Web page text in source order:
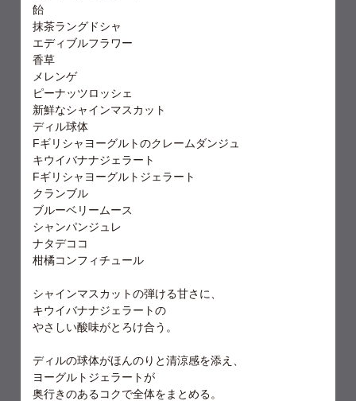
飴
抹茶ラングドシャ
エディブルフラワー
香草
メレンゲ
ピーナッツロッシェ
新鮮なシャインマスカット
ディル球体
Fギリシャヨーグルトのクレームダンジュ
キウイバナナジェラート
Fギリシャヨーグルトジェラート
クランブル
ブルーベリームース
シャンパンジュレ
ナタデココ
柑橘コンフィチュール
シャインマスカットの弾ける甘さに、
キウイバナナジェラートの
やさしい酸味がとろけ合う。
ディルの球体がほんのりと清涼感を添え、
ヨーグルトジェラートが
奥行きのあるコクで全体をまとめる。